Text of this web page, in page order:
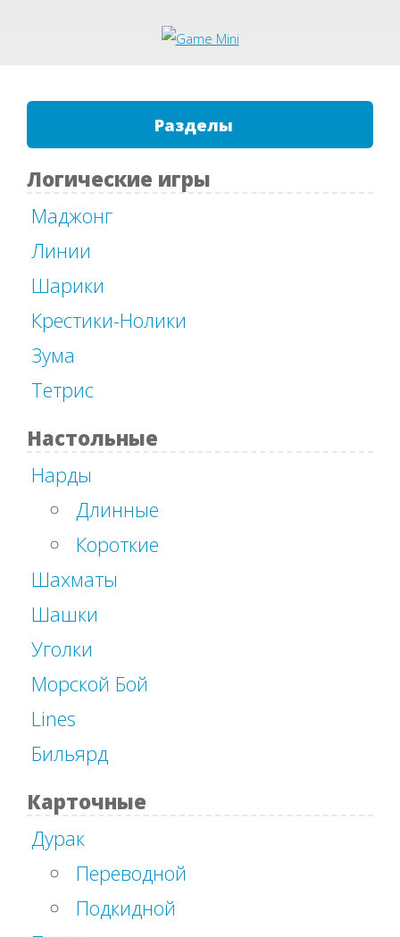
Разделы
Логические игры
Маджонг
Линии
Шарики
Крестики-Нолики
Зума
Тетрис
Настольные
Нарды
Длинные
Короткие
Шахматы
Шашки
Уголки
Морской Бой
Lines
Бильярд
Карточные
Дурак
Переводной
Подкидной